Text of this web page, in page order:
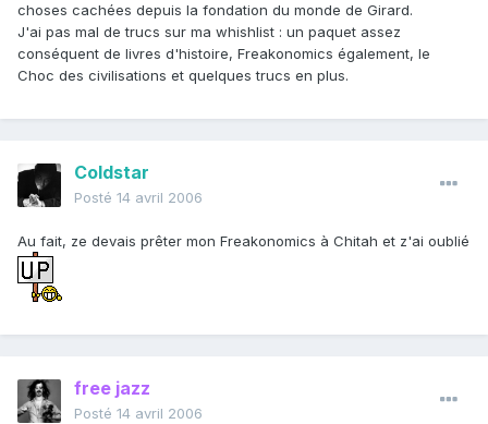
choses cachées depuis la fondation du monde de Girard.
J'ai pas mal de trucs sur ma whishlist : un paquet assez
conséquent de livres d'histoire, Freakonomics également, le
Choc des civilisations et quelques trucs en plus.
Coldstar
Posté 14 avril 2006
Au fait, ze devais prêter mon Freakonomics à Chitah et z'ai oublié
free jazz
Posté 14 avril 2006